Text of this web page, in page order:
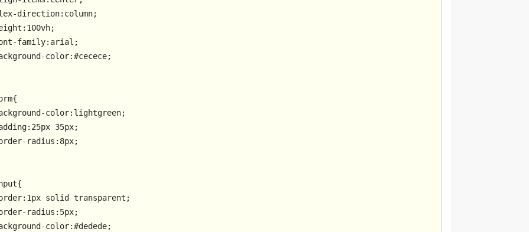
direction
: 100vh
family
color:#cecece;
color
: 25px 35px
radius : 8px;
: 1px
radius : 5px
color:#dedede